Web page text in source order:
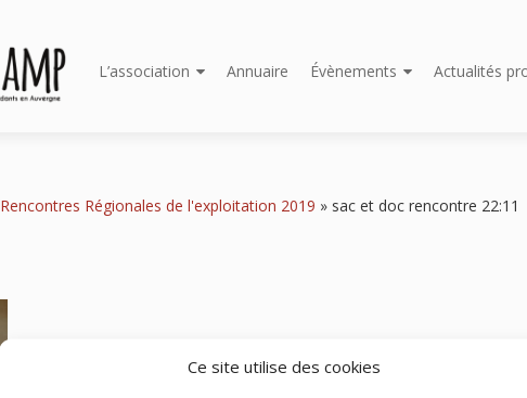
Ce site utilise des cookies
au
L’association Annuaire Évènements Actualités
Rencontres Régionales de l'exploitation 2019 » sac et doc rencontre 22:11